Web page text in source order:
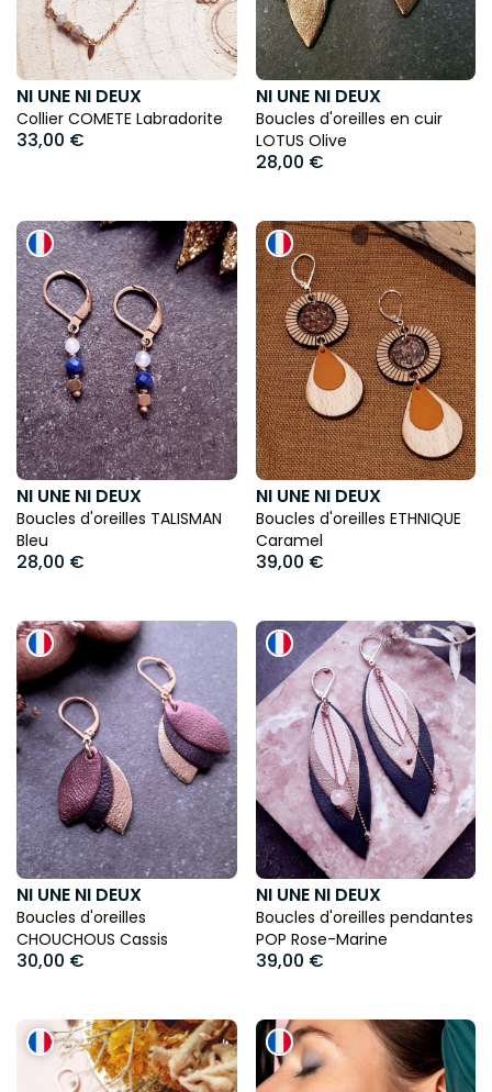
NI UNE NI DEUX
Collier COMETE Labradorite
33,00 €
NI UNE NI DEUX
Boucles d'oreilles en cuir
LOTUS Olive
28,00 €
NI UNE NI DEUX
Boucles d'oreilles TALISMAN
Bleu
28,00 €
NI UNE NI DEUX
Boucles d'oreilles ETHNIQUE
Caramel
39,00 €
NI UNE NI DEUX
Boucles d'oreilles
CHOUCHOUS Cassis
30,00 €
NI UNE NI DEUX
Boucles d'oreilles pendantes
POP Rose-Marine
39,00 €